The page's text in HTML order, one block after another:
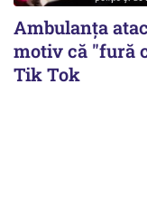
Ambulanța
motiv că "fură
Tik Tok